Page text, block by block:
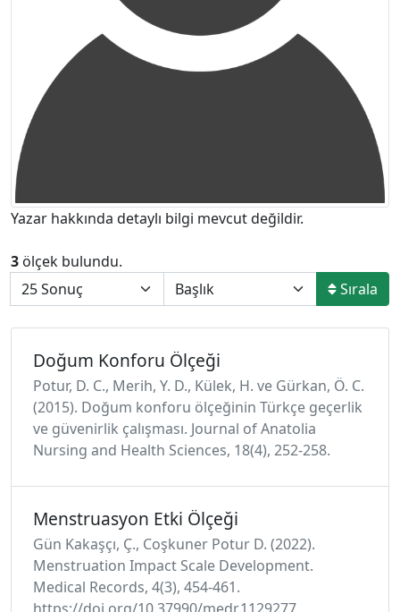
Yazar hakkında detaylı bilgi mevcut değildir.
3 ölçek bulundu.
Sırala
Doğum Konforu Ölçeği
Potur, D. C., Merih, Y. D., Külek, H. ve Gürkan, Ö. C.
(2015). Doğum konforu ölçeğinin Türkçe geçerlik
ve güvenirlik çalışması. Journal of Anatolia
Nursing and Health Sciences, 18(4), 252-258.
Menstruasyon Etki Ölçeği
Gün Kakaşçı, Ç., Coşkuner Potur D. (2022).
Menstruation Impact Scale Development.
Medical Records, 4(3), 454-461.